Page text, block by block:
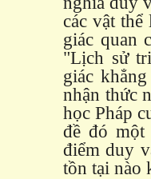
các vật
giác quan
"Lịch sử
giác
nhận thức
học Pháp
đề đó một
điểm duy
tồn tại nào